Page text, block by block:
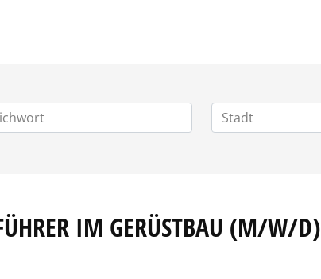
IM GERÜSTBAU (M/W/D)